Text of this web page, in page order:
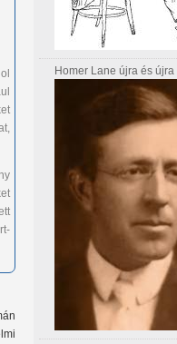
Homer Lane újra és újra